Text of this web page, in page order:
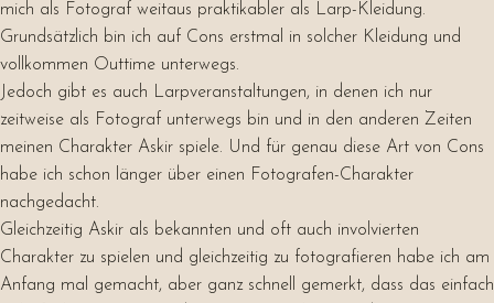
mich als Fotograf weitaus praktikabler als Larp-Kleidung.
Grundsätzlich bin ich auf Cons erstmal in solcher Kleidung und
vollkommen Outtime unterwegs.
Jedoch gibt es auch Larpveranstaltungen, in denen ich nur
zeitweise als Fotograf unterwegs bin und in den anderen Zeiten
meinen Charakter Askir spiele. Und für genau diese Art von Cons
habe ich schon länger über einen Fotografen-Charakter
nachgedacht.
Gleichzeitig Askir als bekannten und oft auch involvierten
Charakter zu spielen und gleichzeitig zu fotografieren habe ich am
Anfang mal gemacht, aber ganz schnell gemerkt, dass das einfach